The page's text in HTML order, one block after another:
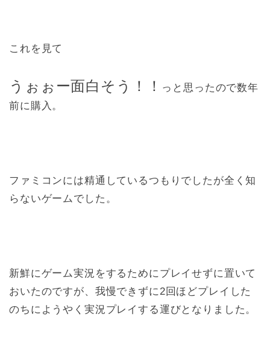
これを見て
うぉぉー面白そう！！
っと思ったので数年
前に購入。
ファミコンには精通しているつもりでしたが全く知
らないゲームでした。
新鮮にゲーム実況をするためにプレイせずに置いて
おいたのですが、我慢できずに2回ほどプレイした
のちにようやく実況プレイする運びとなりました。